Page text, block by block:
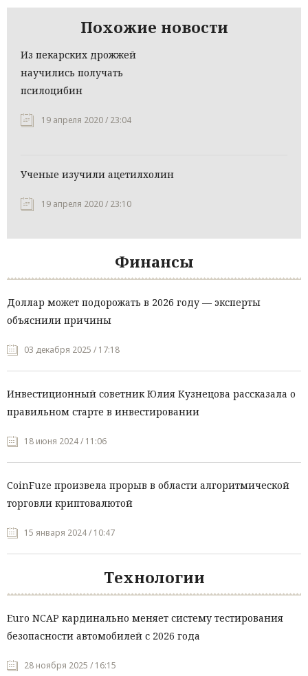
Похожие новости
Из пекарских дрожжей
научились получать
псилоцибин
19 апреля 2020 / 23:04
Ученые изучили ацетилхолин
19 апреля 2020 / 23:10
Финансы
Доллар может подорожать в 2026 году — эксперты
объяснили причины
03 декабря 2025 / 17:18
Инвестиционный советник Юлия Кузнецова рассказала о
правильном старте в инвестировании
18 июня 2024 / 11:06
CoinFuze произвела прорыв в области алгоритмической
торговли криптовалютой
15 января 2024 / 10:47
Технологии
Euro NCAP кардинально меняет систему тестирования
безопасности автомобилей с 2026 года
28 ноября 2025 / 16:15